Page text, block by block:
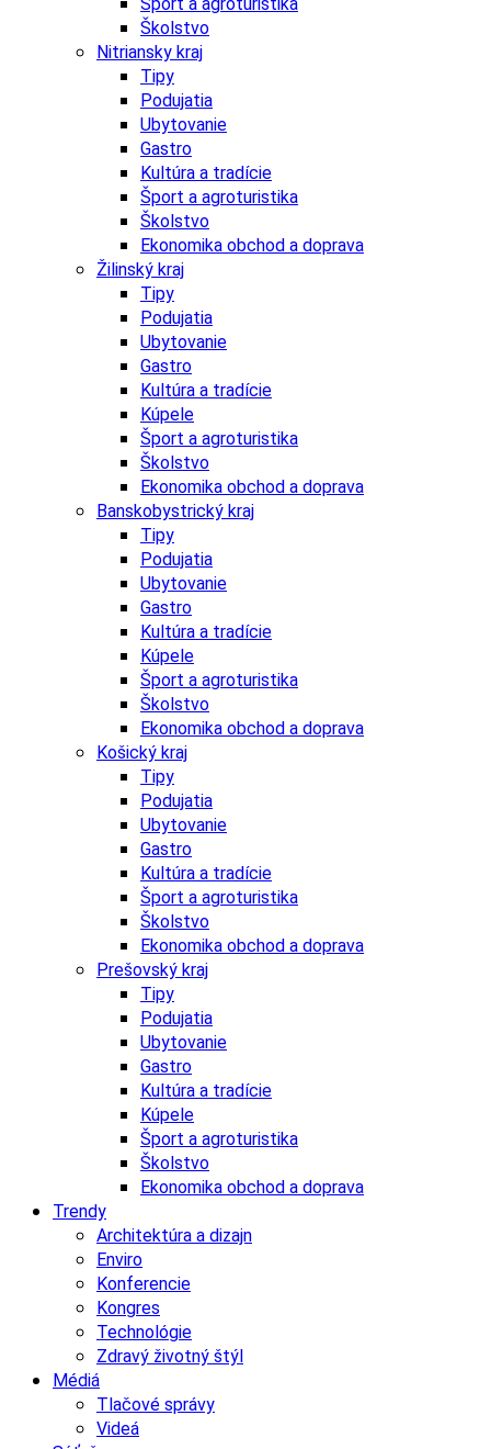
Školstvo
Nitriansky kraj
Tipy
Podujatia
Ubytovanie
Gastro
Kultúra a tradície
Šport a agroturistika
Školstvo
Ekonomika obchod a doprava
Žilinský kraj
Tipy
Podujatia
Ubytovanie
Gastro
Kultúra a tradície
Kúpele
Šport a agroturistika
Školstvo
Ekonomika obchod a doprava
Banskobystrický kraj
Tipy
Podujatia
Ubytovanie
Gastro
Kultúra a tradície
Kúpele
Šport a agroturistika
Školstvo
Ekonomika obchod a doprava
Košický kraj
Tipy
Podujatia
Ubytovanie
Gastro
Kultúra a tradície
Šport a agroturistika
Školstvo
Ekonomika obchod a doprava
Prešovský kraj
Tipy
Podujatia
Ubytovanie
Gastro
Kultúra a tradície
Kúpele
Šport a agroturistika
Školstvo
Ekonomika obchod a doprava
Trendy
Architektúra a dizajn
Enviro
Konferencie
Kongres
Technológie
Zdravý životný štýl
Médiá
Tlačové správy
Videá